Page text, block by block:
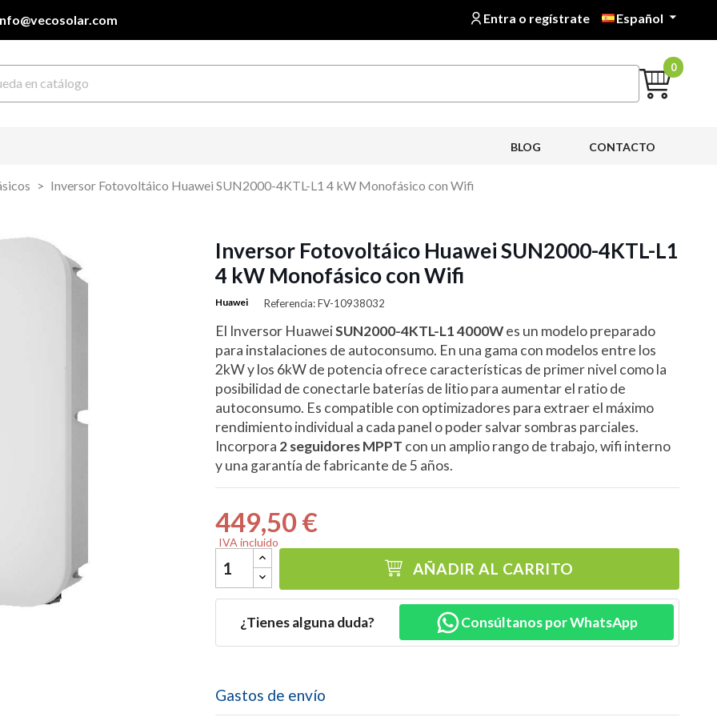
Entra o regístrate Español 
0
CONTACTO
BLOG
Inversor Fotovoltáico Huawei SUN2000-4KTL-L1 4 kW Monofásico con Wifi
Inversor Fotovoltáico Huawei SUN2000-4KTL-L1
4 kW Monofásico con Wifi
Huawei Referencia: FV-10938032
El Inversor HuaweiSUN2000-4KTL-L1 4000Wes un modelo preparado
para instalaciones de autoconsumo. En una gama con modelos entre los
2kW y los 6kW de potencia ofrece características de primer nivel como la
posibilidad de conectarle baterías de litio para aumentar el ratio de
autoconsumo. Es compatible con optimizadores para extraer el máximo
rendimiento individual a cada panel o poder salvar sombras parciales.
Incorpora 2 seguidores MPPT con un amplio rango de trabajo, wifi interno
y una garantía de fabricante de 5 años.
449,50 €
IVA incluido
AÑADIR AL CARRITO
¿Tienes alguna duda? Consúltanos por WhatsApp
Gastos de envío